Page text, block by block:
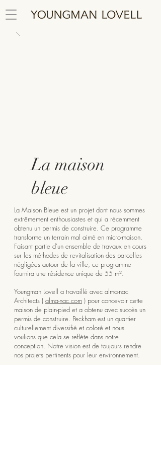
La maison
bleue
La Maison Bleue est un projet dont nous sommes
extrêmement enthousiastes et qui a récemment
obtenu un permis de construire. Ce programme
transforme un terrain mal aimé en micro-maison.
Faisant partie d'un ensemble de travaux en cours
sur les méthodes de revitalisation des parcelles
négligées autour de la ville, ce programme
fournira une résidence unique de 55 m².
Youngman Lovell a travaillé avec alma-nac
Architects ( alma-nac.com ) pour concevoir cette
maison de plain-pied et a obtenu avec succès un
permis de construire. Peckham est un quartier
culturellement diversifié et coloré et nous
voulions que cela se reflète dans notre
conception. Notre vision est de toujours rendre
nos projets pertinents pour leur environnement.